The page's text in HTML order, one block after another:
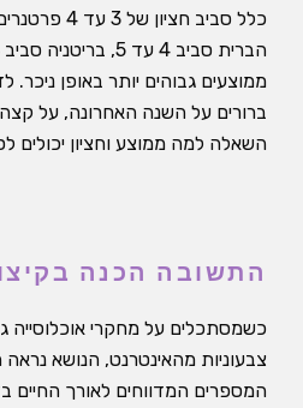
כלל סביב
ממוצעים גבוהים יותר באופן ניכר.
ברורים על השנה האחרונה, על
השאלה למה ממוצע וחציון יכולים
התשובה הכנה
כשמסתכלים על מחקרי אוכלוסייה
צבעוניות מהאינטרנט, הנושא
המספרים המדווחים לאורך החיים